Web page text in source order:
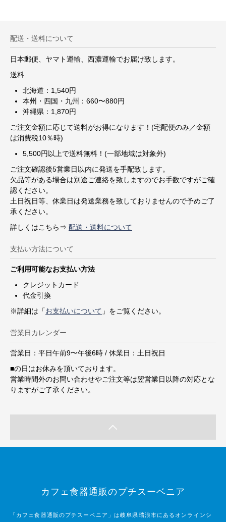
配送・送料について
日本郵便、ヤマト運輸、西濃運輸でお届け致します。
送料
北海道：1,540円
本州・四国・九州：660〜880円
沖縄県：1,870円
ご注文金額に応じて送料がお得になります！(宅配便のみ／金額
は消費税10％時)
5,500円以上で送料無料！(一部地域は対象外)
ご注文確認後5営業日以内に発送を手配致します。
欠品等がある場合は別途ご連絡を致しますのでお手数ですがご確
認ください。
土日祝日等、休業日は発送業務を致しておりませんので予めご了
承ください。
詳しくはこちら⇒ 配送・送料について
支払い方法について
ご利用可能なお支払い方法
クレジットカード
代金引換
※詳細は「お支払いについて 」をご覧ください。
営業日カレンダー
営業日：平日午前9〜午後6時 / 休業日：土日祝日
■の日はお休みを頂いております。
営業時間外のお問い合わせやご注文等は翌営業日以降の対応とな
りますがご了承ください。
カフェ食器通販のプチスーベニア
「カフェ食器通販のプチスーベニア」は岐阜県瑞浪市にあるオンラインシ